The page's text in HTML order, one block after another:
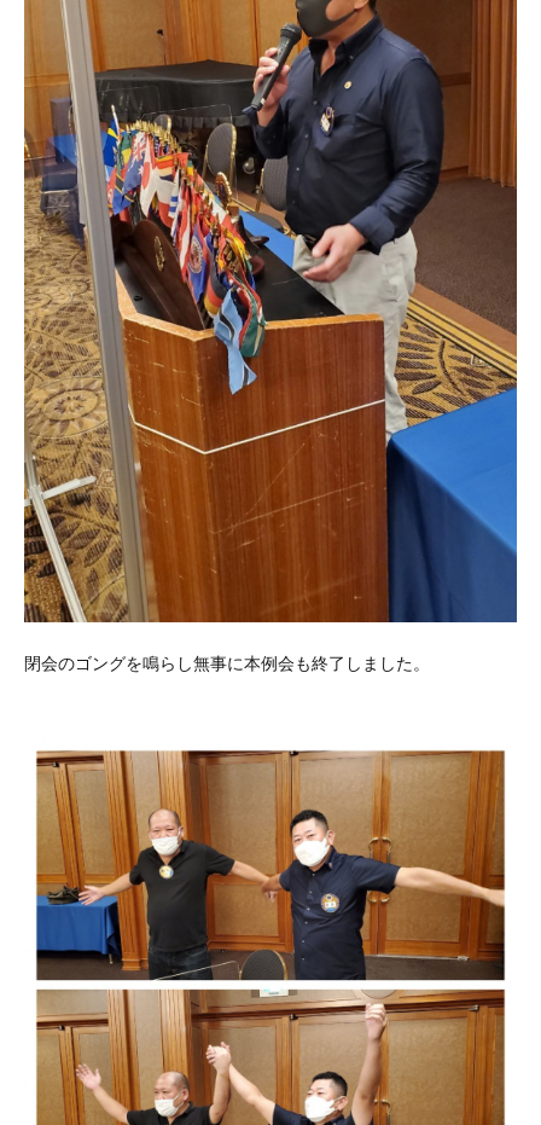
閉会のゴングを鳴らし無事に本例会も終了しました。